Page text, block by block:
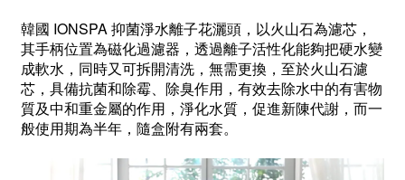
韓國 IONSPA抑菌淨水離子花灑頭，以火山石為濾芯，
其手柄位置為磁化過濾器，透過離子活性化能夠把硬水變
成軟水，同時又可拆開清洗，無需更換，至於火山石濾
芯，具備抗菌和除霉、除臭作用，有效去除水中的有害物
質及中和重金屬的作用，淨化水質， 促進新陳代謝，而一
般使用期為半年，隨盒附有兩套。